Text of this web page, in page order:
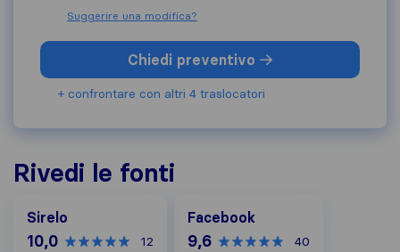
Suggerire una modifica?
Chiedi preventivo
+ confrontare con altri 4 traslocatori
Rivedi le fonti
Sirelo
10,0 12
Facebook
9,6 40